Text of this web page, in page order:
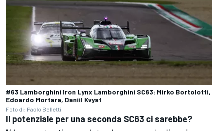
#63 Lamborghini Iron Lynx Lamborghini SC63: Mirko Bortolotti,
Edoardo Mortara, Daniil Kvyat
Foto di: Paolo Belletti
Il potenziale per una seconda SC63 ci sarebbe?